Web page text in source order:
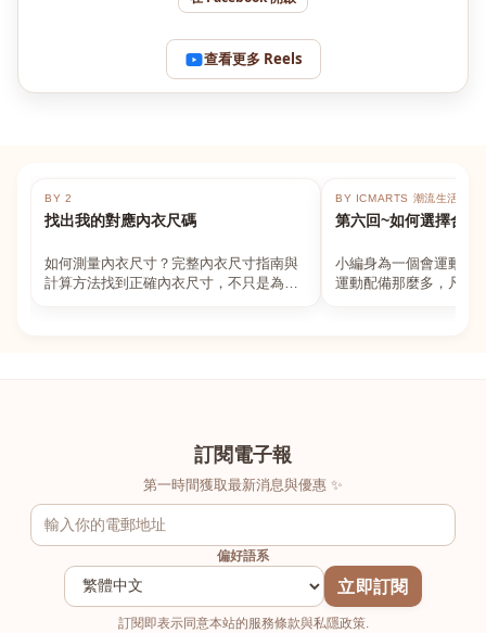
查看更多 Reels
BY 2
找出我的對應內衣尺碼
如何測量內衣尺寸？完整內衣尺寸指南與
計算方法找到正確內衣尺寸，不只是為了
BY ICMARTS 潮流生活百貨
第六回~如何選擇合適
小編身為一個會運動的
運動配備那麼多，凡舉
訂閱電子報
第一時間獲取最新消息與優惠 ✨
偏好語系
立即訂閱
訂閱即表示同意本站的服務條款與私隱政策.